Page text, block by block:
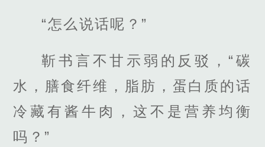
“怎么说话呢？”
靳书言不甘示弱的反驳，“碳
水，膳食纤维，脂肪，蛋白质的话
冷藏有酱牛肉，这不是营养均衡
吗？”